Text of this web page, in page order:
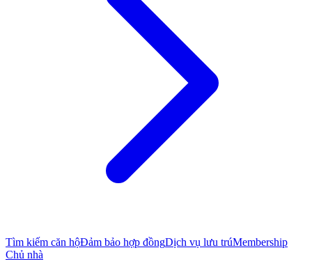
Tìm kiếm căn hộĐảm bảo hợp đồngDịch vụ lưu trúMembership
Chủ nhà